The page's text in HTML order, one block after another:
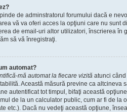
de adminstratorul forumului dacă e
vă va oferi acces la opţiuni care nu sunt
de email-uri altor utilizatori, înscrierea în
să vă înregistraţi.
automat?
mă automat la fiecare vizită atunci
Această măsură previne ca altcineva
autentificat tot timpul, bifaţi această
de la un calculator public, cum ar fi de la
etc.). Dacă nu vedeţi această opţiune,